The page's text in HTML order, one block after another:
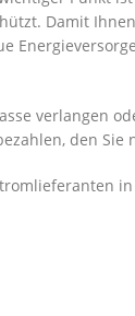
Damit
verlangen
den Sie